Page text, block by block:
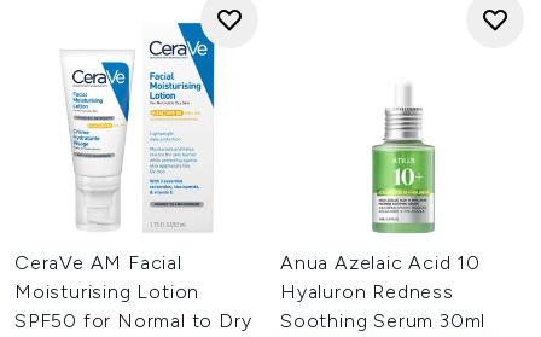
CeraVe AM Facial
Moisturising Lotion
SPF50 for Normal to Dry
Anua Azelaic Acid 10
Hyaluron Redness
Soothing Serum 30ml